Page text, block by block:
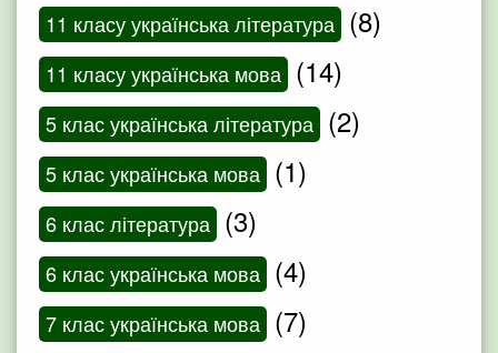
11 класу українська література (8)
11 класу українська мова (14)
5 клас українська література (2)
5 клас українська мова (1)
6 клас література (3)
6 клас українська мова (4)
7 клас українська мова (7)